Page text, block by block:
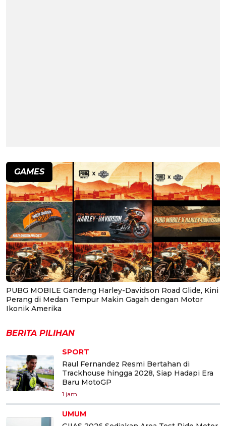
GAMES
PUBG MOBILE Gandeng Harley-Davidson Road Glide, Kini
Perang di Medan Tempur Makin Gagah dengan Motor
Ikonik Amerika
BERITA PILIHAN
SPORT
Raul Fernandez Resmi Bertahan di
Trackhouse hingga 2028, Siap Hadapi Era
Baru MotoGP
1 jam
UMUM